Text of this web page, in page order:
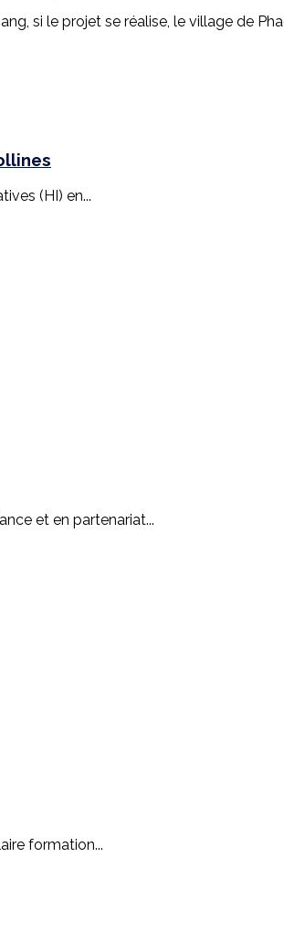
si le projet se réalise, le village de
(HI) en...
et en partenariat...
formation...